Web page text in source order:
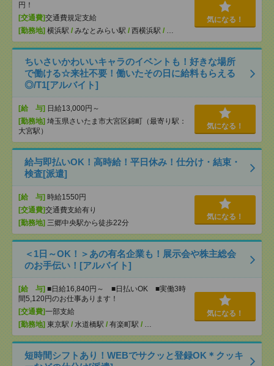
円！
[交通費]交通費規定支給
[勤務地] 横浜駅 / みなとみらい駅 / 西横浜駅 / …
気になる！
ちいさいかわいいキャラのイベントも！好きな場所
で働ける☆来社不要！働いたその日に給料もらえる
◎/T1[アルバイト]
[給 与] 日給13,000円～
[勤務地] 埼玉県さいたま市大宮区錦町（最寄り駅：
大宮駅）
気になる！
給与即払いOK！高時給！平日休み！仕分け・結束・
検査[派遣]
[給 与] 時給1550円
[交通費]交通費支給有り
[勤務地] 三郷中央駅から徒歩22分
気になる！
＜1日～OK！＞あの有名企業も！展示会や株主総会
のお手伝い！[アルバイト]
[給 与] ■日給16,840円～ ■日払いOK ■実働3時
間5,120円のお仕事あります！
[交通費]一部支給
[勤務地] 東京駅 / 水道橋駅 / 有楽町駅 / …
気になる！
短時間シフトあり！WEBでサクッと登録OK＊クッキ